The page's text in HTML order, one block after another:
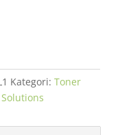
Kategori: Toner